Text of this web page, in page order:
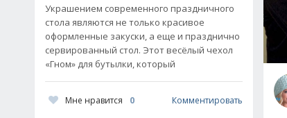
Украшением современного праздничного
стола являются не только красивое
оформленные закуски, а еще и празднично
сервированный стол. Этот весёлый чехол
«Гном» для бутылки, который
Мне нравится 0 Комментировать